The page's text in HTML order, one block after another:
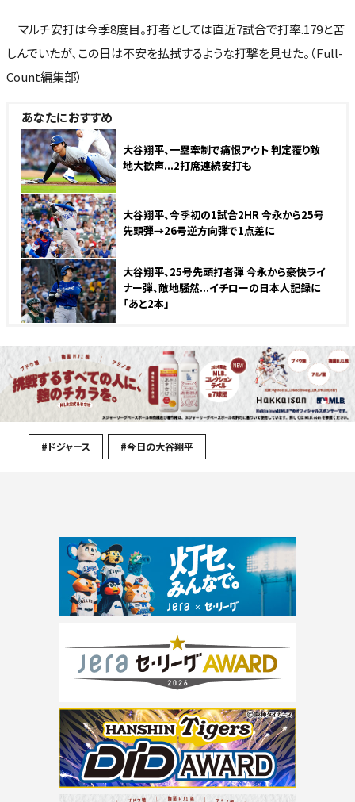
マルチ安打は今季8度目。打者としては直近7試合で打率.179と苦
しんでいたが、この日は不安を払拭するような打撃を見せた。（Full-
Count編集部）
あなたにおすすめ
大谷翔平、一塁牽制で痛恨アウト 判定覆り敵
地大歓声...2打席連続安打も
大谷翔平、今季初の1試合2HR 今永から25号
先頭弾→26号逆方向弾で1点差に
大谷翔平、25号先頭打者弾 今永から豪快ライ
ナー弾、敵地騒然...イチローの日本人記録に
「あと2本」
#ドジャース #今日の大谷翔平